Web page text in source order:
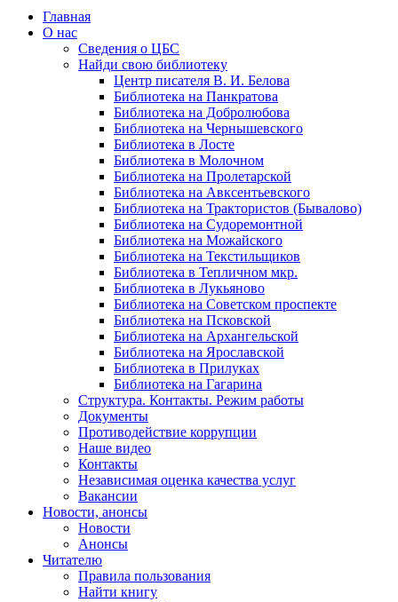
Главная
О нас
Сведения о ЦБС
Найди свою библиотеку
Центр писателя В. И. Белова
Библиотека на Панкратова
Библиотека на Добролюбова
Библиотека на Чернышевского
Библиотека в Лосте
Библиотека в Молочном
Библиотека на Пролетарской
Библиотека на Авксентьевского
Библиотека на Трактористов (Бывалово)
Библиотека на Судоремонтной
Библиотека на Можайского
Библиотека на Текстильщиков
Библиотека в Тепличном мкр.
Библиотека в Лукьяново
Библиотека на Советском проспекте
Библиотека на Псковской
Библиотека на Архангельской
Библиотека на Ярославской
Библиотека в Прилуках
Библиотека на Гагарина
Структура. Контакты. Режим работы
Документы
Противодействие коррупции
Наше видео
Контакты
Независимая оценка качества услуг
Вакансии
Новости, анонсы
Новости
Анонсы
Читателю
Правила пользования
Найти книгу